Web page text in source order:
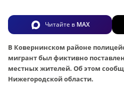
Читайте в MAX
В Ковернинском районе
мигрант был фиктивно
местных жителей. Об этом
Нижегородской области.